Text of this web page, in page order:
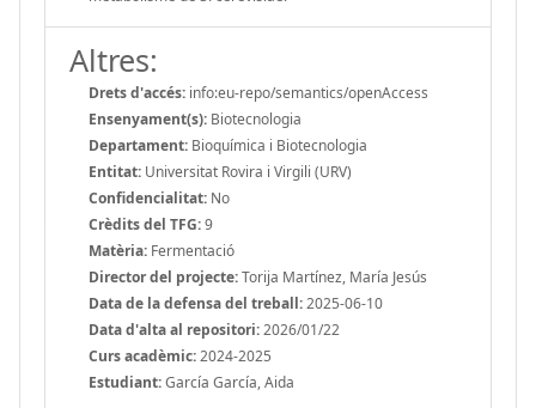
Altres:
Drets d'accés: info:eu-repo/semantics/openAccess
Ensenyament(s): Biotecnologia
Departament: Bioquímica i Biotecnologia
Entitat: Universitat Rovira i Virgili (URV)
Confidencialitat: No
Crèdits del TFG:9
Matèria: Fermentació
Director del projecte:Torija Martínez, María Jesús
Data de la defensa del treball:2025-06-10
Data d'alta al repositori:2026/01/22
Curs acadèmic:2024-2025
Estudiant:García García, Aida